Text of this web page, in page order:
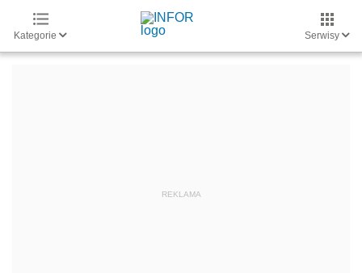
Kategorie Serwisy